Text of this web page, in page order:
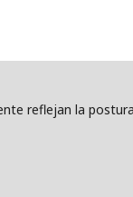
reflejan la